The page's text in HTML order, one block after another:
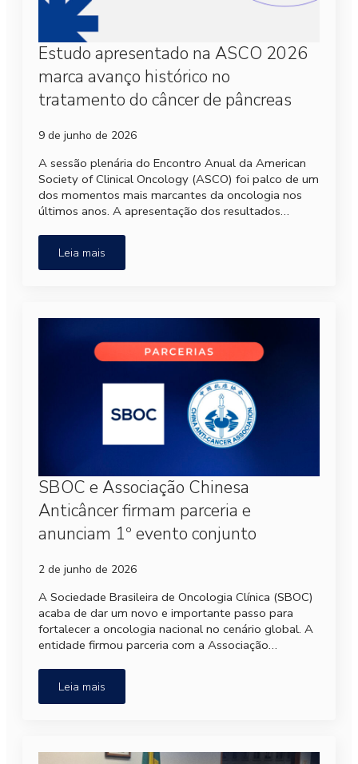
Estudo apresentado na ASCO 2026
marca avanço histórico no
tratamento do câncer de pâncreas
9 de junho de 2026
A sessão plenária do Encontro Anual da American
Society of Clinical Oncology (ASCO) foi palco de um
dos momentos mais marcantes da oncologia nos
últimos anos. A apresentação dos resultados…
Leia mais
SBOC e Associação Chinesa
Anticâncer firmam parceria e
anunciam 1º evento conjunto
2 de junho de 2026
A Sociedade Brasileira de Oncologia Clínica (SBOC)
acaba de dar um novo e importante passo para
fortalecer a oncologia nacional no cenário global. A
entidade firmou parceria com a Associação…
Leia mais